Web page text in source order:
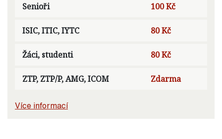
Senioři 100 Kč
ISIC, ITIC, IYTC 80 Kč
Žáci, studenti 80 Kč
ZTP, ZTP/P, AMG, ICOM Zdarma
Více informací